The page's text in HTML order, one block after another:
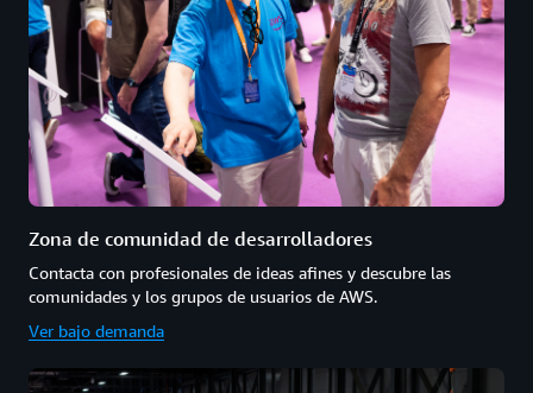
Zona de comunidad de desarrolladores
Contacta con profesionales de ideas afines y descubre las
comunidades y los grupos de usuarios de AWS.
Ver bajo demanda